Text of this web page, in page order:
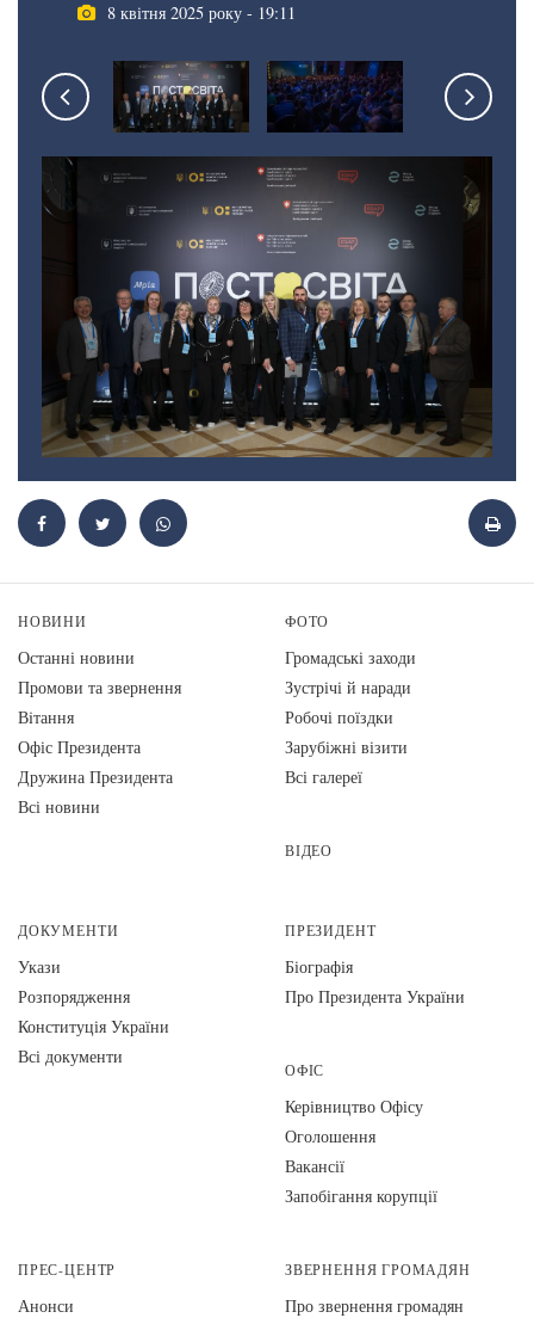
8 квітня 2025 року - 19:11
НОВИНИ
Останні новини
Промови та звернення
Вiтання
Офіс Президента
Дружина Президента
Всі новини
ФОТО
Громадські заходи
Зустрічі й наради
Робочі поїздки
Зарубіжні візити
Всі галереї
ВІДЕО
ДОКУМЕНТИ
Укази
Розпорядження
Конституція України
Всі документи
ПРЕЗИДЕНТ
Біографія
Про Президента України
ОФІС
Керівництво Офісу
Оголошення
Вакансії
Запобігання корупції
ПРЕС-ЦЕНТР
Анонси
ЗВЕРНЕННЯ ГРОМАДЯН
Про звернення громадян